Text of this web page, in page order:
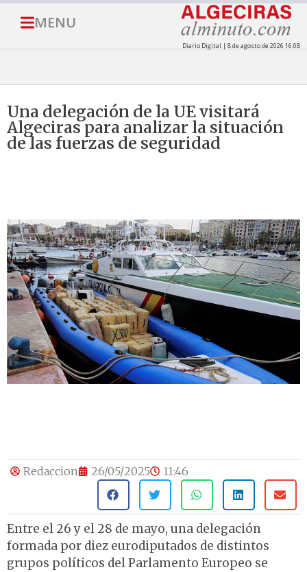
MENU
Diario Digital | 8 de agosto de 2026 16:08
Una delegación de la UE visitará
Algeciras para analizar la situación
de las fuerzas de seguridad
Redaccion 26/05/2025 11:46
Entre el 26 y el 28 de mayo, una delegación
formada por diez eurodiputados de distintos
grupos políticos del Parlamento Europeo se